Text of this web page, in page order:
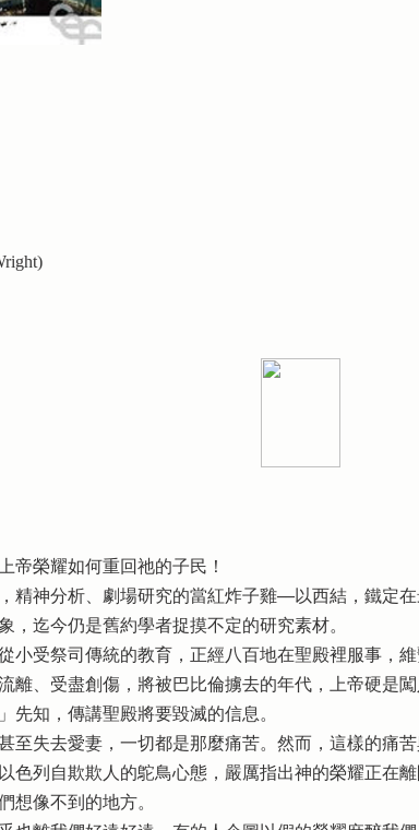
帝榮耀如何重回祂的子民！
精神分析、劇場研究的當紅炸子雞──以西結，鐵定
，迄今仍是舊約學者捉摸不定的研究素材。
小受祭司傳統的教育，正經八百地在聖殿裡服事，
離、受盡創傷，將被巴比倫擄去的年代，上帝硬是
先知，傳講聖殿將要毀滅的信息。
至失去愛妻，一切都是那麼痛苦。然而，這樣的痛
色列自欺欺人的鴕鳥心態，嚴厲指出神的榮耀正在
想像不到的地方。